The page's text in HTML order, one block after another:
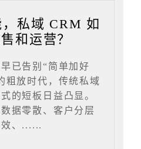
私域 CRM 如
和运营？
已告别“简单加好
粗放时代，传统私域
的短板日益凸显。
据零散、客户分层
、......